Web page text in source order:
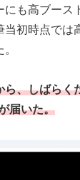
も高ブース
初時点では
ら、しばらく
届いた。